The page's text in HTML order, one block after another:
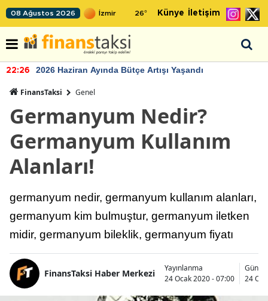
08 Ağustos 2026 26° Künye İletişim
22:26 2026 Haziran Ayında Bütçe Artışı Yaşandı
FinansTaksi Genel
Germanyum Nedir?
Germanyum Kullanım
Alanları!
germanyum nedir, germanyum kullanım alanları,
germanyum kim bulmuştur, germanyum iletken
midir, germanyum bileklik, germanyum fiyatı
FinansTaksi Haber Merkezi
Yayınlanma
24 Ocak 2020 - 07:00
24